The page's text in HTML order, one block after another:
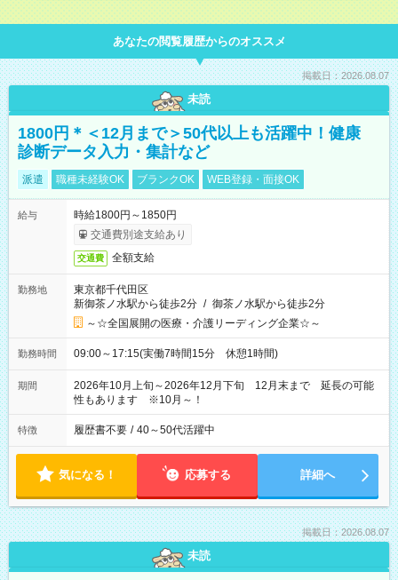
あなたの閲覧履歴からのオススメ
掲載日：2026.08.07
未読
1800円＊＜12月まで＞50代以上も活躍中！健康
診断データ入力・集計など
派遣 職種未経験OK ブランクOK WEB登録・面接OK
給与
時給1800円～1850円
交通費別途支給あり
交通費 全額支給
勤務地
東京都千代田区
新御茶ノ水駅から徒歩2分 / 御茶ノ水駅から徒歩2分
～☆全国展開の医療・介護リーディング企業☆～
勤務時間 09:00～17:15(実働7時間15分 休憩1時間)
期間
2026年10月上旬～2026年12月下旬 12月末まで 延長の可能
性もあります ※10月～！
特徴 履歴書不要 / 40～50代活躍中
気になる！ 応募する 詳細へ
掲載日：2026.08.07
未読